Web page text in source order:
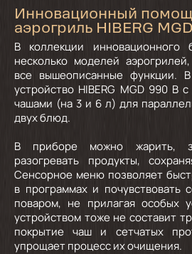
Инновационный
аэрогриль HIBERG
В коллекции инновационного
несколько моделей
все вышеописанные функции.
устройство HIBERG MGD 990 B
чашами (на 3 и 6 л) для
двух блюд.
В приборе можно жарить,
разогревать продукты,
Сенсорное меню позволяет
в программах и
поваром, не прилагая особых
устройством тоже не составит
покрытие чаш и сетчатых
упрощает процесс их очищения.